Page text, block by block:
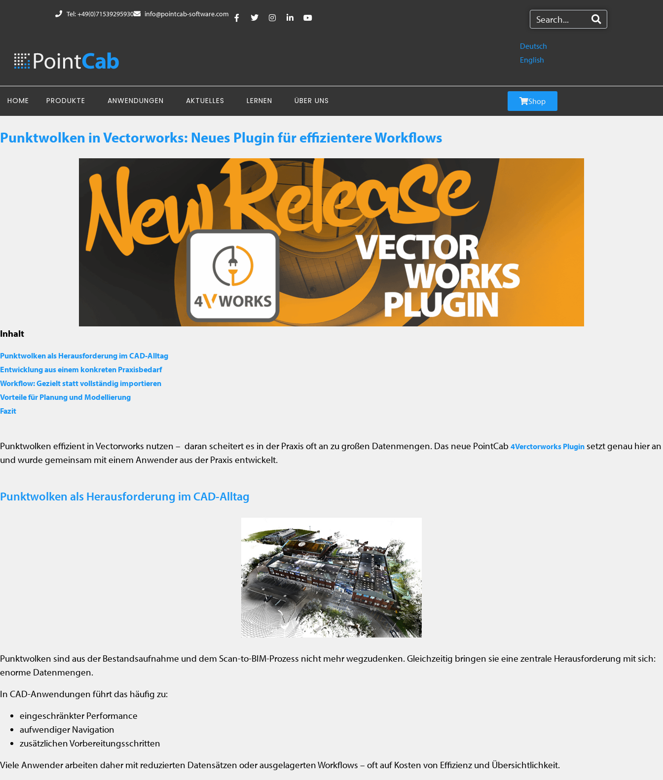
Tel: +49(0)71539295930 info@pointcab-software.com
Deutsch
English
HOME PRODUKTE ANWENDUNGEN AKTUELLES LERNEN ÜBER UNS Shop
Punktwolken in Vectorworks: Neues Plugin für effizientere Workflows
Inhalt
Punktwolken als Herausforderung im CAD-Alltag
Entwicklung aus einem konkreten Praxisbedarf
Workflow: Gezielt statt vollständig importieren
Vorteile für Planung und Modellierung
Fazit
Punktwolken effizient in Vectorworks nutzen – daran scheitert es in der Praxis oft an zu großen Datenmengen. Das neue PointCab 4Verctorworks Plugin setzt genau hier an
und wurde gemeinsam mit einem Anwender aus der Praxis entwickelt.
Punktwolken als Herausforderung im CAD-Alltag
Punktwolken sind aus der Bestandsaufnahme und dem Scan-to-BIM-Prozess nicht mehr wegzudenken. Gleichzeitig bringen sie eine zentrale Herausforderung mit sich:
enorme Datenmengen.
In CAD-Anwendungen führt das häufig zu:
eingeschränkter Performance
aufwendiger Navigation
zusätzlichen Vorbereitungsschritten
Viele Anwender arbeiten daher mit reduzierten Datensätzen oder ausgelagerten Workflows – oft auf Kosten von Effizienz und Übersichtlichkeit.